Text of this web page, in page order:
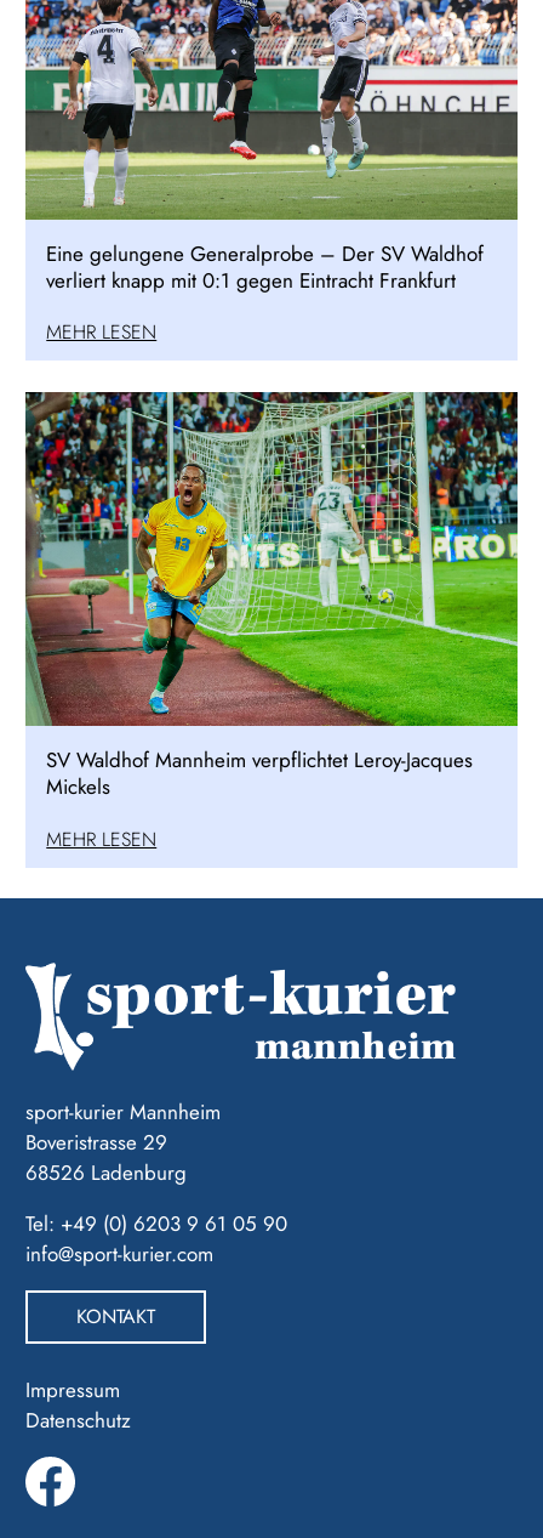
Eine gelungene Generalprobe – Der SV Waldhof
verliert knapp mit 0:1 gegen Eintracht Frankfurt
MEHR LESEN
SV Waldhof Mannheim verpflichtet Leroy-Jacques
Mickels
MEHR LESEN
sport-kurier Mannheim
Boveristrasse 29
68526 Ladenburg
Tel: +49 (0) 6203 9 61 05 90
info@sport-kurier.com
KONTAKT
Impressum
Datenschutz